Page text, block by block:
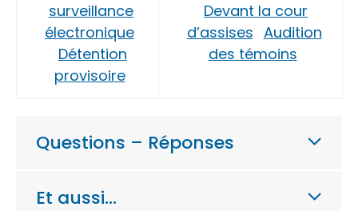
surveillance
électronique
Détention
provisoire
Devant la cour
d’assises Audition
des témoins
Questions – Réponses
Et aussi…